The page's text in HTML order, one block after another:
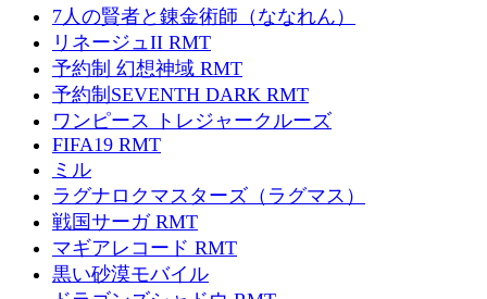
7人の賢者と錬金術師（ななれん）
リネージュII RMT
予約制 幻想神域 RMT
予約制SEVENTH DARK RMT
ワンピース トレジャークルーズ
FIFA19 RMT
ミル
ラグナロクマスターズ（ラグマス）
戦国サーガ RMT
マギアレコード RMT
黒い砂漠モバイル